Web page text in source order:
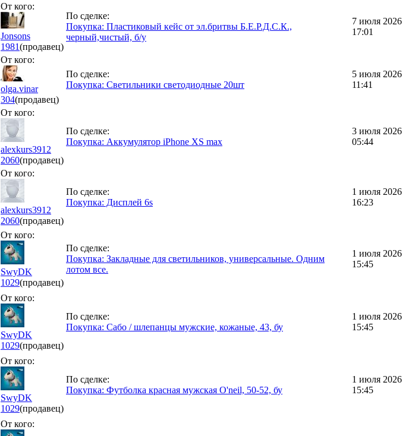
От кого:
Jonsons
1981(продавец)
По сделке:
Покупка: Пластиковый кейс от эл.бритвы Б.Е.Р.Д.С.К.,
черный,чистый, б/у
7 июля 2026
17:01
От кого:
olga.vinar
304(продавец)
По сделке:
Покупка: Светильники светодиодные 20шт
5 июля 2026
11:41
От кого:
alexkurs3912
2060(продавец)
По сделке:
Покупка: Аккумулятор iPhone XS max
3 июля 2026
05:44
От кого:
alexkurs3912
2060(продавец)
По сделке:
Покупка: Дисплей 6s
1 июля 2026
16:23
От кого:
SwyDK
1029(продавец)
По сделке:
Покупка: Закладные для светильников, универсальные. Одним
лотом все.
1 июля 2026
15:45
От кого:
SwyDK
1029(продавец)
По сделке:
Покупка: Сабо / шлепанцы мужские, кожаные, 43, бу
1 июля 2026
15:45
От кого:
SwyDK
1029(продавец)
По сделке:
Покупка: Футболка красная мужская O'neil, 50-52, бу
1 июля 2026
15:45
От кого: